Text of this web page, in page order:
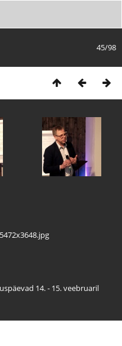
45/98
14. - 15. veebruaril